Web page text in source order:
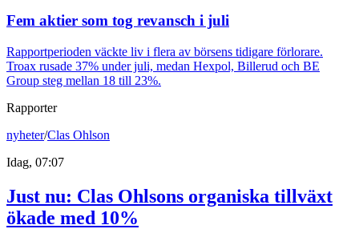
Fem aktier som tog revansch i juli
Rapportperioden väckte liv i flera av börsens tidigare förlorare.
Troax rusade 37% under juli, medan Hexpol, Billerud och BE
Group steg mellan 18 till 23%.
Rapporter
nyheter/Clas Ohlson
Idag, 07:07
Just nu: Clas Ohlsons organiska tillväxt
ökade med 10%